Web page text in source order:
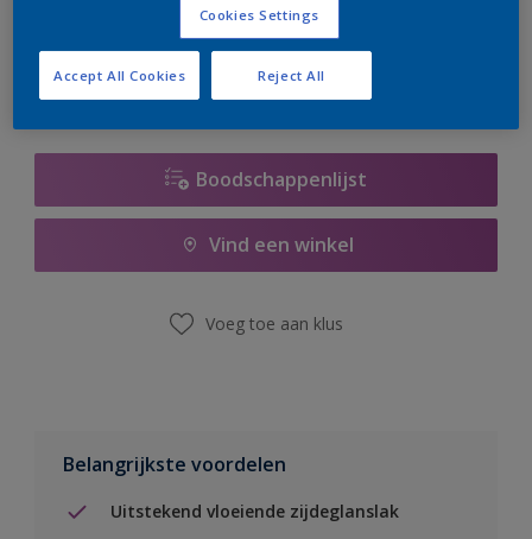
er hard aan om de voorraad aan te vullen.
Boodschappenlijst
Vind een winkel
Voeg toe aan klus
Belangrijkste voordelen
Uitstekend vloeiende zijdeglanslak
Cookies Settings
Reject All
Accept All Cookies